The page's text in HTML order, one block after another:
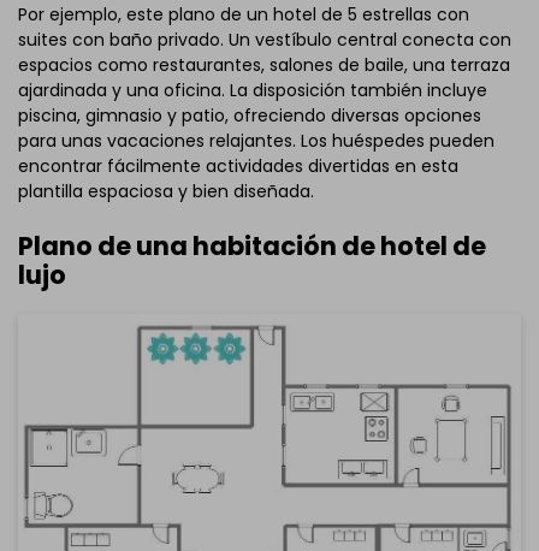
Por ejemplo, este plano de un hotel de 5 estrellas con
suites con baño privado. Un vestíbulo central conecta con
espacios como restaurantes, salones de baile, una terraza
ajardinada y una oficina. La disposición también incluye
piscina, gimnasio y patio, ofreciendo diversas opciones
para unas vacaciones relajantes. Los huéspedes pueden
encontrar fácilmente actividades divertidas en esta
plantilla espaciosa y bien diseñada.
Plano de una habitación de hotel de
lujo